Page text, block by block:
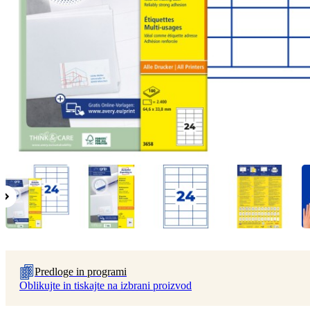
Predloge in programi
Oblikujte in tiskajte na izbrani proizvod